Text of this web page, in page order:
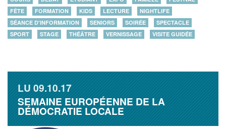
FÊTE
FORMATION KIDS LECTURE
NIGHTLIFE
SÉANCE D'INFORMATION
SENIORS SOIRÉE
SPECTACLE
SPORT
STAGE THÉÂTRE VERNISSAGE VISITE GUIDÉE
LU09.10.17
SEMAINE EUROPÉENNE DE LA
DÉMOCRATIE LOCALE